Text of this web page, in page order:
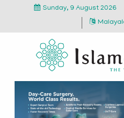
Sunday, 9 August 2026